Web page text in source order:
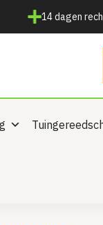
14 dagen